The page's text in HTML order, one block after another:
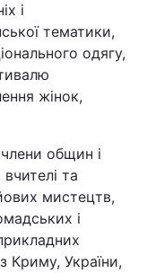
і
тематики,
одягу,
жінок,
общин і
та
мистецтв,
і
Криму, України,